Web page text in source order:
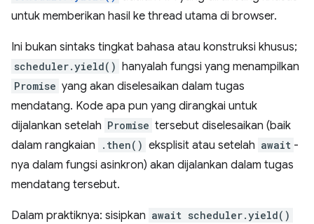
untuk memberikan hasil ke thread utama di browser.
Ini bukan sintaks tingkat bahasa atau konstruksi khusus;
scheduler.yield() hanyalah fungsi yang menampilkan
Promise yang akan diselesaikan dalam tugas
mendatang. Kode apa pun yang dirangkai untuk
dijalankan setelah Promise tersebut diselesaikan (baik
dalam rangkaian
.then() eksplisit atau setelah await -
nya dalam fungsi asinkron) akan dijalankan dalam tugas
mendatang tersebut.
Dalam praktiknya: sisipkan await scheduler.yield()